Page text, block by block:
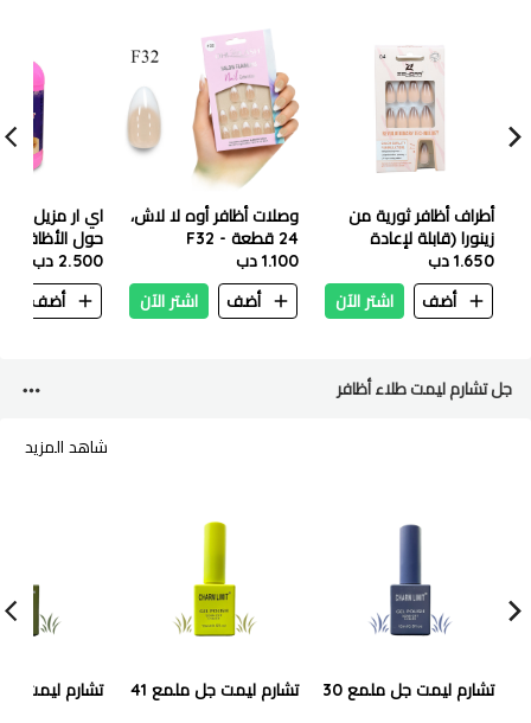
أطراف أظافر ثورية من
زينورا (قابلة لإعادة
الاستخدام + مقاومة
للماء) - 24 نصيحة - 04
1.650 دب
أضف
اشتر الآن
وصلات أظافر أوه لا لاش،
24 قطعة - F32
1.100 دب
أضف
اشتر الآن
اي ار مزيل
حول الأظافر ١٠٠٠ ملي
2.500 دب
أضف
جل تشارم ليمت طلاء أظافر
شاهد المزيد
تشارم ليمت جل ملمع 30 تشارم ليمت جل ملمع 41 تشارم ليمت جل